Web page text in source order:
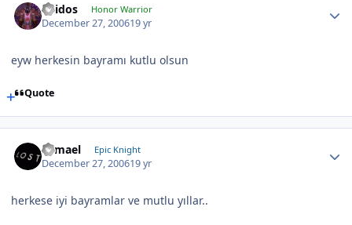
Thidos Honor Warrior
December 27, 200619 yr
eyw herkesin bayramı kutlu olsun
Quote
Samael Epic Knight
December 27, 200619 yr
herkese iyi bayramlar ve mutlu yıllar..